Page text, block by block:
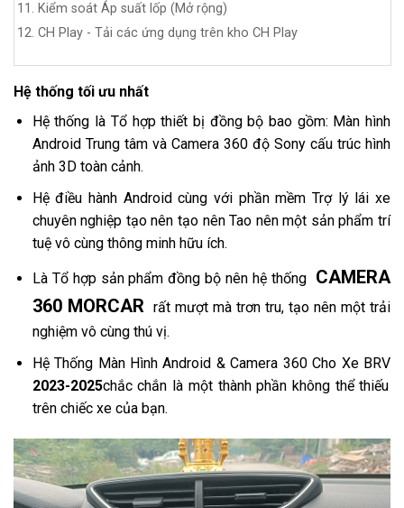
Kiểm soát Áp suất lốp (Mở rộng)
CH Play - Tải các ứng dụng trên kho CH Play
Hệ thống tối ưu nhất
Hệ thống là Tổ hợp thiết bị đồng bộ bao gồm: Màn hình
Android Trung tâm và Camera 360 độ Sony cấu trúc hình
ảnh 3D toàn cảnh.
Hệ điều hành Android cùng với phần mềm Trợ lý lái xe
chuyên nghiệp tạo nên tạo nên Tao nên một sản phẩm trí
tuệ vô cùng thông minh hữu ích.
Là Tổ hợp sản phẩm đồng bộ nên hệ thống CAMERA
360 MORCAR rất mượt mà trơn tru, tạo nên một trải
nghiệm vô cùng thú vị.
Hệ Thống Màn Hình Android & Camera 360 Cho Xe BRV
2023-2025chắc chắn là một thành phần không thể thiếu
trên chiếc xe của bạn.